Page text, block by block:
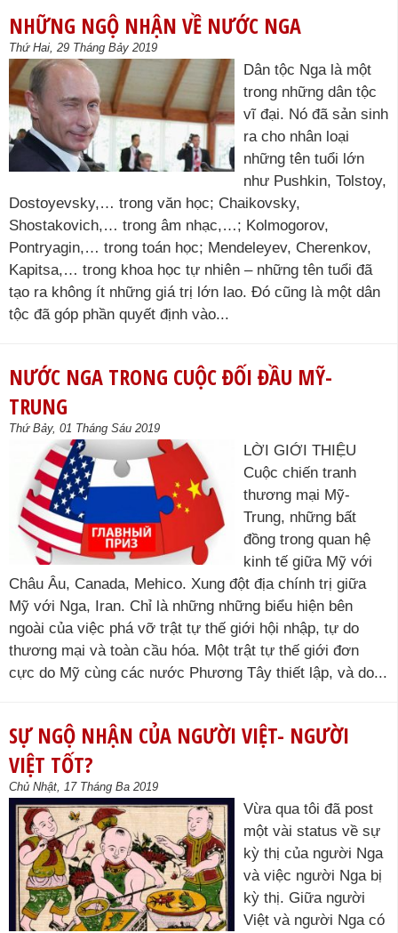
NHỮNG NGỘ NHẬN VỀ NƯỚC NGA
Thứ Hai, 29 Tháng Bảy 2019
Dân tộc Nga là một
trong những dân tộc
vĩ đại. Nó đã sản sinh
ra cho nhân loại
những tên tuổi lớn
như Pushkin, Tolstoy,
Dostoyevsky,… trong văn học; Chaikovsky,
Shostakovich,… trong âm nhạc,…; Kolmogorov,
Pontryagin,… trong toán học; Mendeleyev, Cherenkov,
Kapitsa,… trong khoa học tự nhiên – những tên tuổi đã
tạo ra không ít những giá trị lớn lao. Đó cũng là một dân
tộc đã góp phần quyết định vào...
NƯỚC NGA TRONG CUỘC ĐỐI ĐẦU MỸ-
TRUNG
Thứ Bảy, 01 Tháng Sáu 2019
LỜI GIỚI THIỆU
Cuộc chiến tranh
thương mại Mỹ-
Trung, những bất
đồng trong quan hệ
kinh tế giữa Mỹ với
Châu Âu, Canada, Mehico. Xung đột địa chính trị giữa
Mỹ với Nga, Iran. Chỉ là những những biểu hiện bên
ngoài của việc phá vỡ trật tự thế giới hội nhập, tự do
thương mại và toàn cầu hóa. Một trật tự thế giới đơn
cực do Mỹ cùng các nước Phương Tây thiết lập, và do...
SỰ NGỘ NHẬN CỦA NGƯỜI VIỆT- NGƯỜI
VIỆT TỐT?
Chủ Nhật, 17 Tháng Ba 2019
Vừa qua tôi đã post
một vài status về sự
kỳ thị của người Nga
và việc người Nga bị
kỳ thị. Giữa người
Việt và người Nga có